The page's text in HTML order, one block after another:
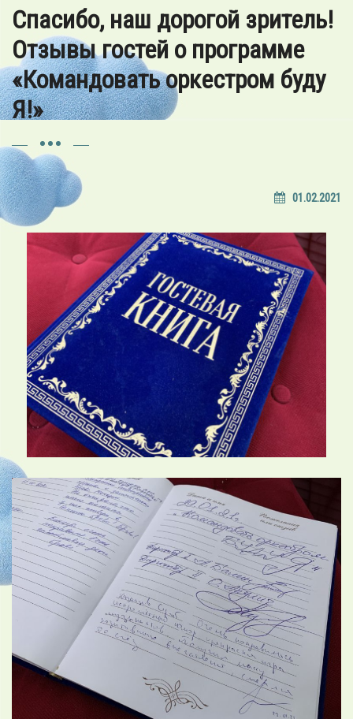
Спасибо, наш дорогой зритель!
Отзывы гостей о программе
«Командовать оркестром буду
Я!»
01.02.2021